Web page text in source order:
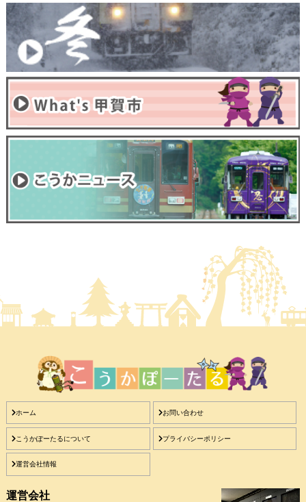
ホーム お問い合わせ
こうかぽーたるについて プライバシーポリシー
運営会社情報
運営会社